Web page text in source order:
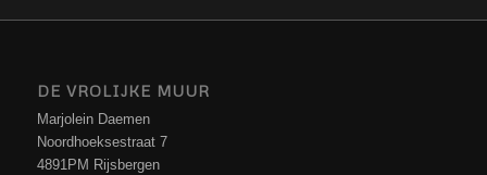
DE VROLIJKE MUUR
Marjolein Daemen
Noordhoeksestraat 7
4891PM Rijsbergen